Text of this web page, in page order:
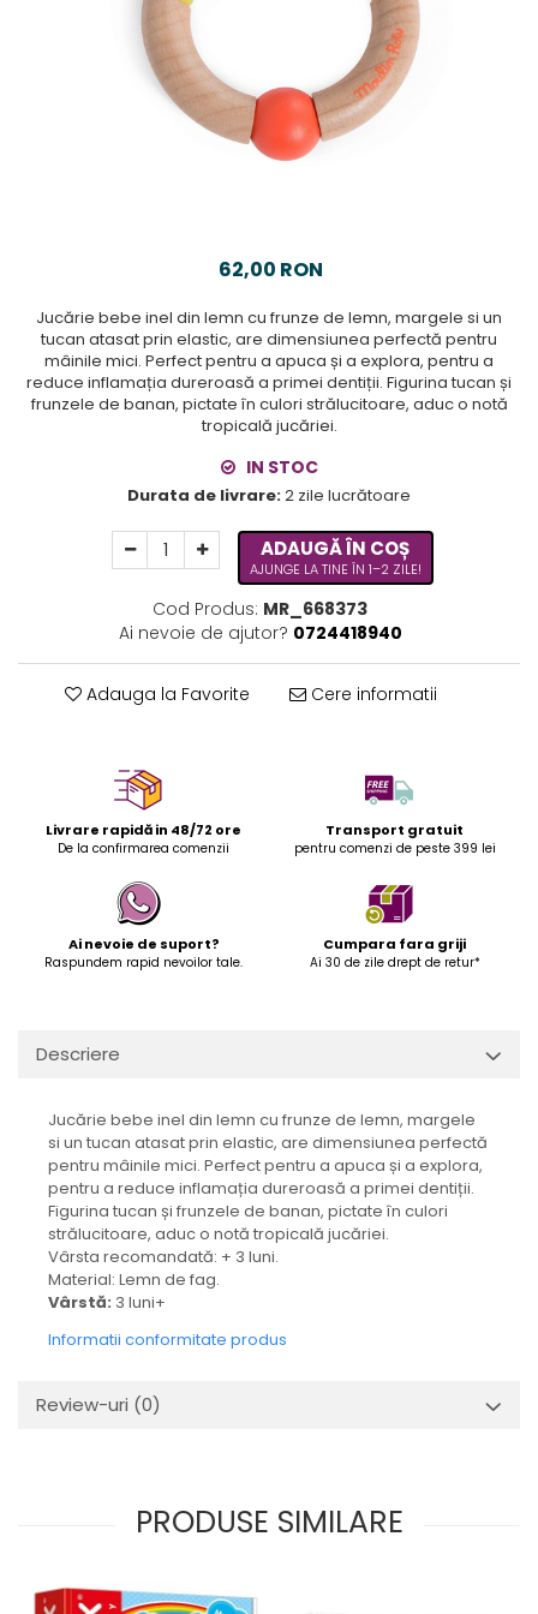
62,00 RON
Jucărie bebe inel din lemn cu frunze de lemn, margele si un
tucan atasat prin elastic, are dimensiunea perfectă pentru
mâinile mici. Perfect pentru a apuca și a explora, pentru a
reduce inflamația dureroasă a primei dentiții. Figurina tucan și
frunzele de banan, pictate în culori strălucitoare, aduc o notă
tropicală jucăriei.
IN STOC
Durata de livrare:2 zile lucrătoare
ADAUGĂ ÎN COȘ
AJUNGE LA TINE ÎN 1–2 ZILE!
Cod Produs: MR_668373
Ai nevoie de ajutor? 0724418940
Adauga la Favorite Cere informatii
Livrare rapidă in 48/72 ore
De la confirmarea comenzii
Transport gratuit
pentru comenzi de peste 399 lei
Ai nevoie de suport?
Raspundem rapid nevoilor tale.
Cumpara fara griji
Ai 30 de zile drept de retur*
Descriere
Jucărie bebe inel din lemn cu frunze de lemn, margele
si un tucan atasat prin elastic, are dimensiunea perfectă
pentru mâinile mici. Perfect pentru a apuca și a explora,
pentru a reduce inflamația dureroasă a primei dentiții.
Figurina tucan și frunzele de banan, pictate în culori
strălucitoare, aduc o notă tropicală jucăriei.
Vârsta recomandată: + 3 luni.
Material: Lemn de fag.
Vârstă: 3 luni+
Informatii conformitate produs
Review-uri (0)
PRODUSE SIMILARE